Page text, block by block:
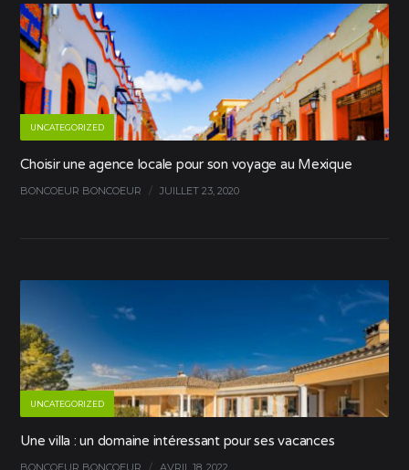
UNCATEGORIZED
Choisir une agence locale pour son voyage au Mexique
BONCOEUR BONCOEUR / JUILLET 23, 2020
UNCATEGORIZED
Une villa : un domaine intéressant pour ses vacances